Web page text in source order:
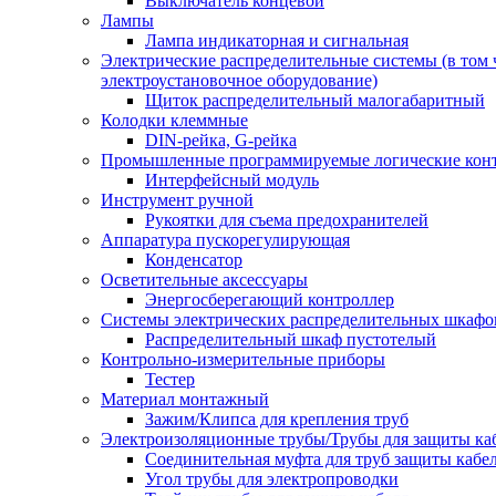
Лампы
Лампа индикаторная и сигнальная
Электрические распределительные системы (в том
электроустановочное оборудование)
Щиток распределительный малогабаритный
Колодки клеммные
DIN-рейка, G-рейка
Промышленные программируемые логические
Интерфейсный модуль
Инструмент ручной
Рукоятки для съема предохранителей
Аппаратура пускорегулирующая
Конденсатор
Осветительные аксессуары
Энергосберегающий контроллер
Системы электрических распределительных
Распределительный шкаф пустотелый
Контрольно-измерительные приборы
Тестер
Материал монтажный
Зажим/Клипса для крепления труб
Электроизоляционные трубы/Трубы для защиты
Соединительная муфта для труб защиты
Угол трубы для электропроводки